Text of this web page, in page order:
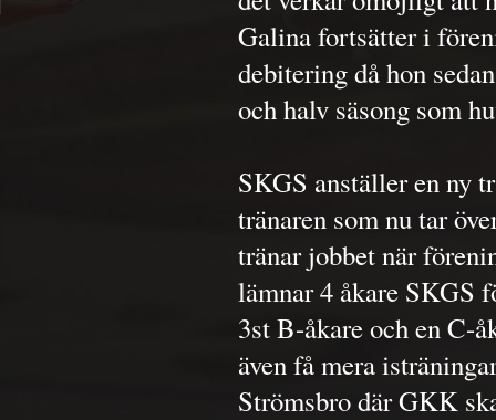
Galina fortsätter i
debitering då hon
och halv säsong som
SKGS anställer en ny
tränaren som nu tar
tränar jobbet när
lämnar 4 åkare SKGS
3st B-åkare och en C-
även få mera
Strömsbro där GKK